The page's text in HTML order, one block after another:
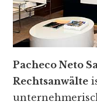
Pacheco Neto
Rechtsanwälte